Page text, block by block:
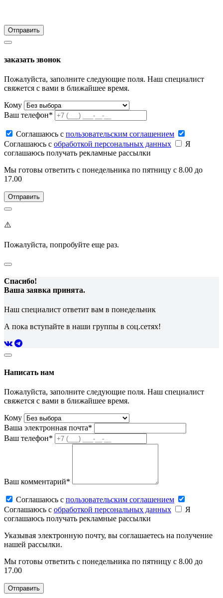
заказать звонок
Пожалуйста, заполните следующие поля. Наш специалист
свяжется с вами в ближайшее время.
Кому
Ваш телефон*
Соглашаюсь c пользовательским соглашением
Соглашаюсь c обработкой персональных данных
Я
соглашаюсь получать рекламные рассылки
Мы готовы ответить с понедельника по пятницу с 8.00 до
17.00
⚠️
Пожалуйста, попробуйте еще раз.
Спасибо!
Ваша заявка принята.
Наш специалист ответит вам в понедельник
А пока вступайте в наши группы в соц.сетях!
Написать нам
Пожалуйста, заполните следующие поля. Наш специалист
свяжется с вами в ближайшее время.
Кому
Ваша электронная почта*
Ваш телефон*
Ваш комментарий*
Соглашаюсь c пользовательским соглашением
Соглашаюсь c обработкой персональных данных
Я
соглашаюсь получать рекламные рассылки
Указывая электронную почту, вы соглашаетесь на получение
нашей рассылки.
Мы готовы ответить с понедельника по пятницу с 8.00 до
17.00